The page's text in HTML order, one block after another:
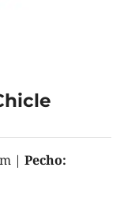
| Pecho: